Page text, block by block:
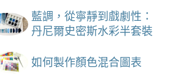
藍調，從寧靜到戲劇性：
丹尼爾史密斯水彩半套裝
如何製作顏色混合圖表